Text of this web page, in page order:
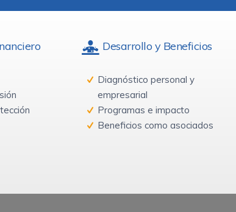
Desarrollo y Beneficios
Diagnóstico personal y
empresarial
Programas e impacto
Beneficios como asociados